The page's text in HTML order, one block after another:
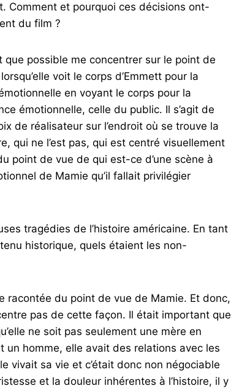
Comment et pourquoi ces décisions ont-
du film ?
possible me concentrer sur le point de
voit le corps d’Emmett pour la
en voyant le corps pour la
émotionnelle, celle du public. Il s’agit de
de réalisateur sur l’endroit où se trouve la
qui ne l’est pas, qui est centré visuellement
point de vue de qui est-ce d’une scène à
de Mamie qu’il fallait privilégier
tragédies de l’histoire américaine. En tant
historique, quels étaient les non-
racontée du point de vue de Mamie. Et donc,
pas de cette façon. Il était important que
ne soit pas seulement une mère en
un homme, elle avait des relations avec les
vivait sa vie et c’était donc non négociable
et la douleur inhérentes à l’histoire, il y